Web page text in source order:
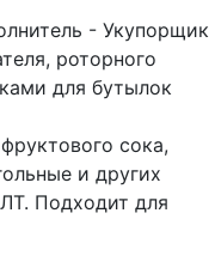
- Укупорщик
роторного
для бутылок
сока,
и других
Подходит для